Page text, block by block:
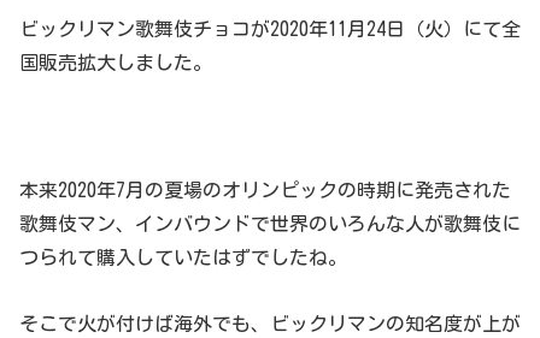
ビックリマン歌舞伎チョコが2020年11月24日（火）にて全
国販売拡大しました。
本来2020年7月の夏場のオリンピックの時期に発売された
歌舞伎マン、インバウンドで世界のいろんな人が歌舞伎に
つられて購入していたはずでしたね。
そこで火が付けば海外でも、ビックリマンの知名度が上が